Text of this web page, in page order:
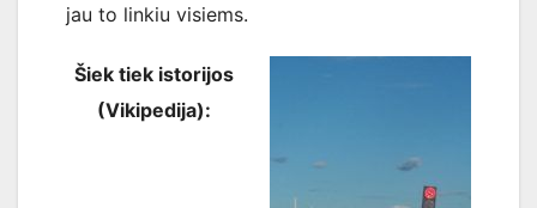
jau to linkiu visiems.
Šiek tiek istorijos
(Vikipedija):